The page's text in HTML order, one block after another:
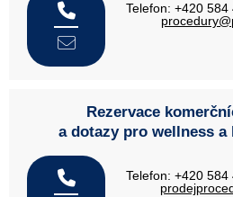
Telefon: +420 584
Rezervace
a dotazy pro wellness a
Telefon: +420